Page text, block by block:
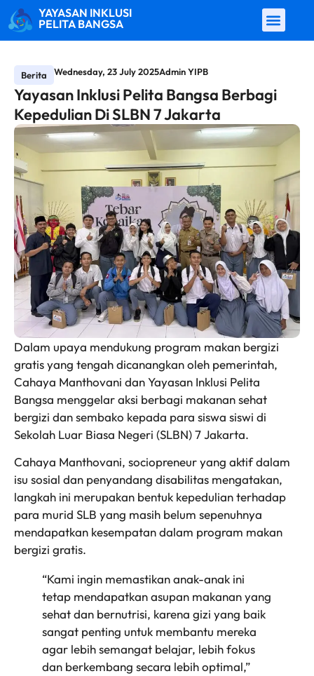
YAYASAN INKLUSI
PELITA BANGSA
Berita Wednesday, 23 July 2025Admin YIPB
Yayasan Inklusi Pelita Bangsa Berbagi
Kepedulian Di SLBN 7 Jakarta
Dalam upaya mendukung program makan bergizi
gratis yang tengah dicanangkan oleh pemerintah,
Cahaya Manthovani dan Yayasan Inklusi Pelita
Bangsa menggelar aksi berbagi makanan sehat
bergizi dan sembako kepada para siswa siswi di
Sekolah Luar Biasa Negeri (SLBN) 7 Jakarta.
Cahaya Manthovani, sociopreneur yang aktif dalam
isu sosial dan penyandang disabilitas mengatakan,
langkah ini merupakan bentuk kepedulian terhadap
para murid SLB yang masih belum sepenuhnya
mendapatkan kesempatan dalam program makan
bergizi gratis.
“Kami ingin memastikan anak-anak ini
tetap mendapatkan asupan makanan yang
sehat dan bernutrisi, karena gizi yang baik
sangat penting untuk membantu mereka
agar lebih semangat belajar, lebih fokus
dan berkembang secara lebih optimal,”